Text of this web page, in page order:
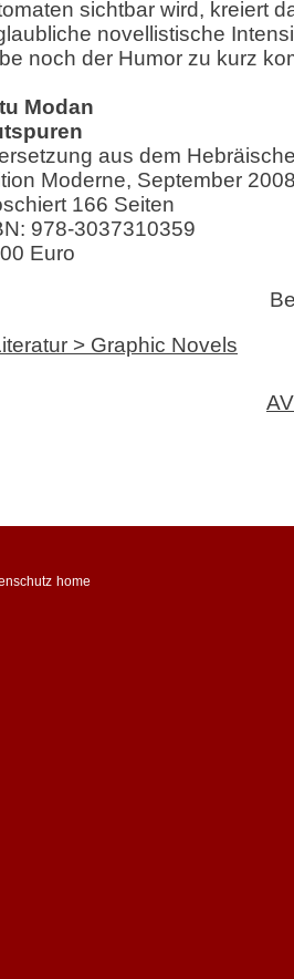
sichtbar wird, kreiert
novellistische
noch der Humor zu kurz
Modan
aus dem
Moderne, September
166 Seiten
978-3037310359
Euro
> Graphic Novels
home